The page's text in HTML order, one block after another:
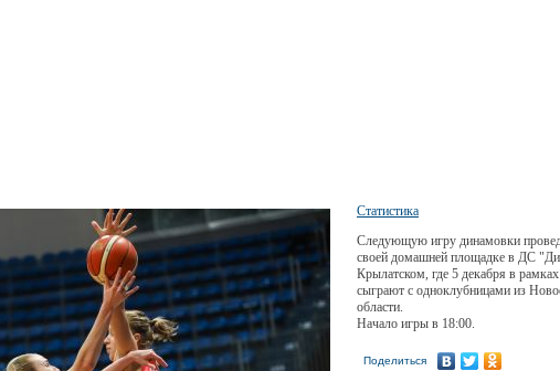
Статистика
Следующую игру динамовки
своей домашней площадке в ДС
Крылатском, где 5 декабря в
сыграют с одноклубницами из
области.
Начало игры в 18:00.
Поделиться